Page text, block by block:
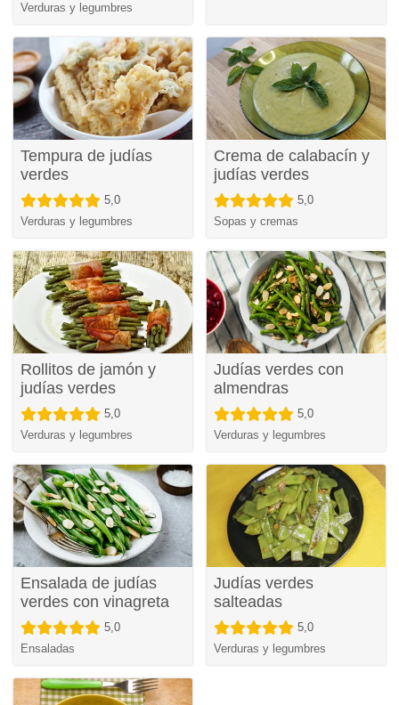
Verduras y legumbres
Tempura de judías
verdes
5,0
Verduras y legumbres
Crema de calabacín y
judías verdes
5,0
Sopas y cremas
Rollitos de jamón y
judías verdes
5,0
Verduras y legumbres
Judías verdes con
almendras
5,0
Verduras y legumbres
Ensalada de judías
verdes con vinagreta
5,0
Ensaladas
Judías verdes
salteadas
5,0
Verduras y legumbres